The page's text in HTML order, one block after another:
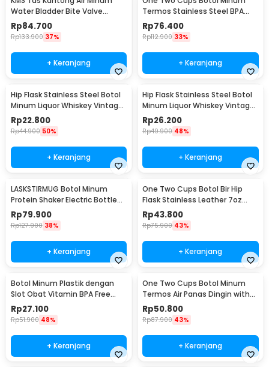
Water Bladder Bite Valve
Hydration Bag 3L - BL018
Rp84.700
Rp133.900 37%
+ Keranjang
Termos Stainless Steel BPA
Free 400ml - K623
Rp76.400
Rp112.900 33%
+ Keranjang
Hip Flask Stainless Steel Botol
Minum Liquor Whiskey Vintage
7oz Johnnie Walker - H-7
Rp22.800
Rp44.900 50%
+ Keranjang
Hip Flask Stainless Steel Botol
Minum Liquor Whiskey Vintage
7oz Jack Daniel - H-7
Rp26.200
Rp49.900 48%
+ Keranjang
LASKSTIRMUG Botol Minum
Protein Shaker Electric Bottle
BPA Free 480ml - 1505
Rp79.900
Rp127.900 38%
+ Keranjang
One Two Cups Botol Bir Hip
Flask Stainless Leather 7oz
with Shot Glass
Rp43.800
Rp75.900 43%
+ Keranjang
Botol Minum Plastik dengan
Slot Obat Vitamin BPA Free
600ml - 830
Rp27.100
Rp51.900 48%
+ Keranjang
One Two Cups Botol Minum
Termos Air Panas Dingin with
Cup Head 500ml - SUS304
Rp50.800
Rp87.900 43%
+ Keranjang